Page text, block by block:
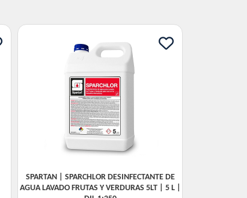
SPARTAN | SPARCHLOR DESINFECTANTE DE
AGUA LAVADO FRUTAS Y VERDURAS 5LT | 5 L |